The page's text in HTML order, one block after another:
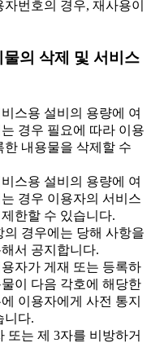
번호의 경우, 재사용이
의 삭제 및 서비스
스용 설비의 용량에 여
경우 필요에 따라 이용
한 내용물을 삭제할 수
스용 설비의 용량에 여
경우 이용자의 서비스
한할 수 있습니다.
경우에는 당해 사항을
서 공지합니다.
자가 게재 또는 등록하
이 다음 각호에 해당한
이용자에게 사전 통지
니다.
또는 제 3자를 비방하거